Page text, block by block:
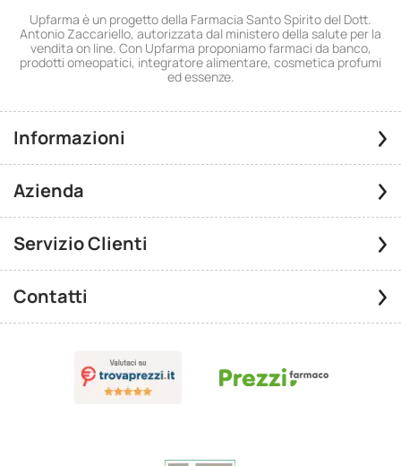
Upfarma è un progetto della Farmacia Santo Spirito del Dott.
Antonio Zaccariello, autorizzata dal ministero della salute per la
vendita on line. Con Upfarma proponiamo farmaci da banco,
prodotti omeopatici, integratore alimentare, cosmetica profumi
ed essenze.
Informazioni
Azienda
Servizio Clienti
Contatti